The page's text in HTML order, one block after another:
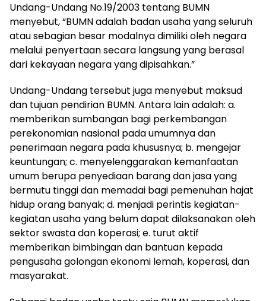
Undang-Undang No.19/2003 tentang BUMN
menyebut, “BUMN adalah badan usaha yang seluruh
atau sebagian besar modalnya dimiliki oleh negara
melalui penyertaan secara langsung yang berasal
dari kekayaan negara yang dipisahkan.”
Undang-Undang tersebut juga menyebut maksud
dan tujuan pendirian BUMN. Antara lain adalah: a.
memberikan sumbangan bagi perkembangan
perekonomian nasional pada umumnya dan
penerimaan negara pada khususnya; b. mengejar
keuntungan; c. menyelenggarakan kemanfaatan
umum berupa penyediaan barang dan jasa yang
bermutu tinggi dan memadai bagi pemenuhan hajat
hidup orang banyak; d. menjadi perintis kegiatan-
kegiatan usaha yang belum dapat dilaksanakan oleh
sektor swasta dan koperasi; e. turut aktif
memberikan bimbingan dan bantuan kepada
pengusaha golongan ekonomi lemah, koperasi, dan
masyarakat.